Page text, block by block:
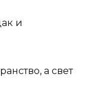
и
а свет